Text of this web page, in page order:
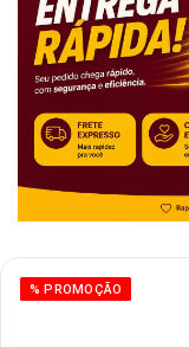
% PROMOÇÃO